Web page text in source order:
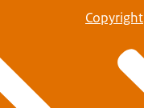
Copyright